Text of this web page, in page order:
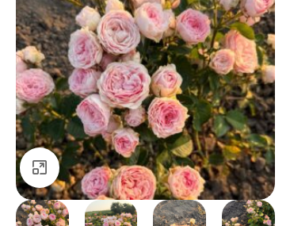
Натисніть, щоб збільшити